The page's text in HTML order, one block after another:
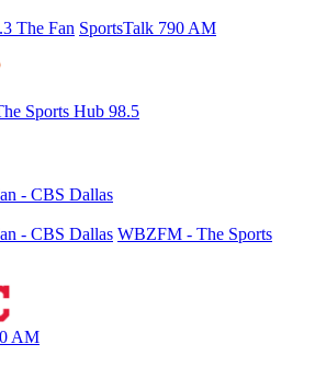
The Fan SportsTalk 790 AM
Sports Hub 98.5
- CBS Dallas
- CBS Dallas WBZFM - The Sports
AM